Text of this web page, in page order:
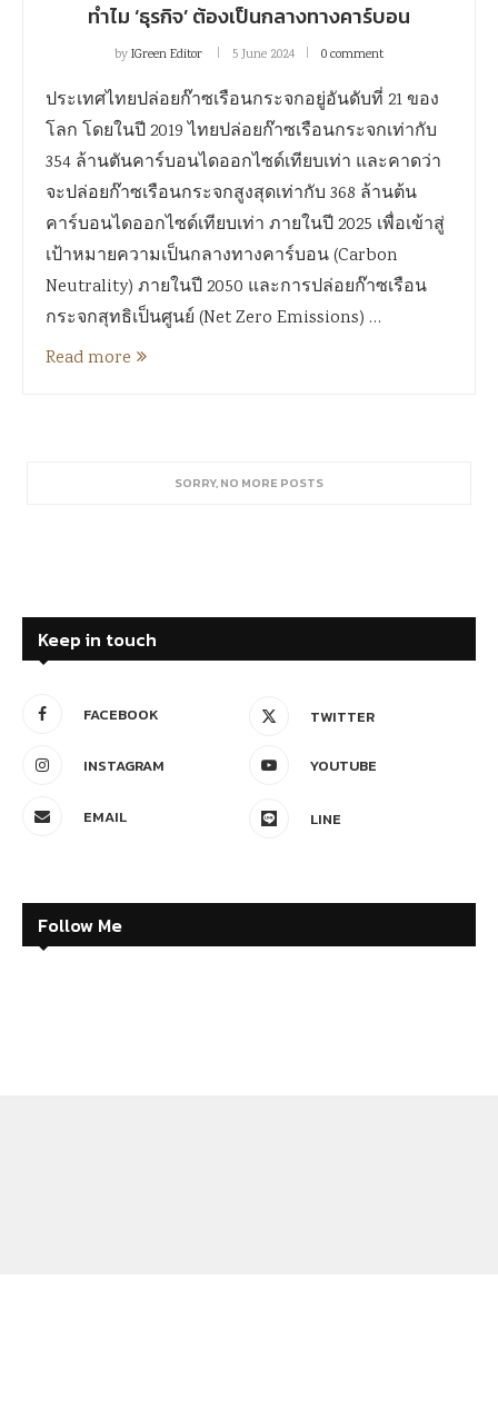
ทำไม ‘ธุรกิจ’ ต้องเป็นกลางทางคาร์บอน
byIGreen Editor 5 June 2024 0 comment
ประเทศไทยปล่อยก๊าซเรือนกระจกอยู่อันดับที่ 21 ของ
โลก โดยในปี 2019 ไทยปล่อยก๊าซเรือนกระจกเท่ากับ
354 ล้านตันคาร์บอนไดออกไซด์เทียบเท่า และคาดว่า
จะปล่อยก๊าซเรือนกระจกสูงสุดเท่ากับ 368 ล้านต้น
คาร์บอนไดออกไซด์เทียบเท่า ภายในปี 2025 เพื่อเข้าสู่
เป้าหมายความเป็นกลางทางคาร์บอน (Carbon
Neutrality) ภายในปี 2050 และการปล่อยก๊าซเรือน
กระจกสุทธิเป็นศูนย์ (Net Zero Emissions) …
Read more
SORRY, NO MORE POSTS
Keep in touch
FACEBOOK TWITTER
INSTAGRAM YOUTUBE
EMAIL LINE
Follow Me